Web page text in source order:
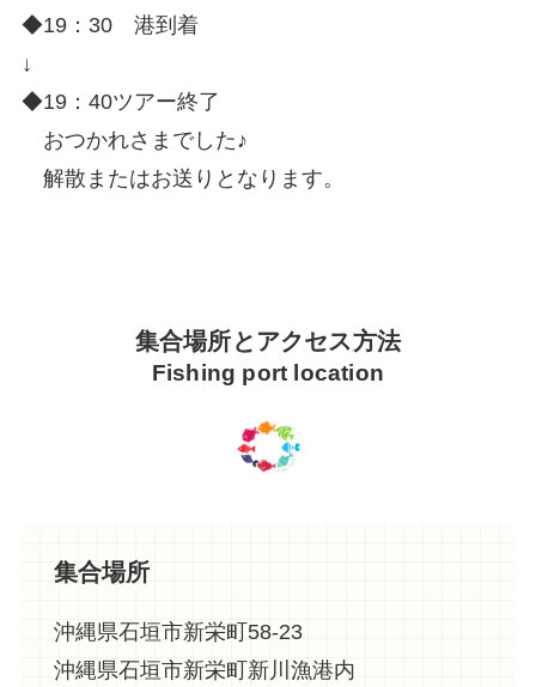
◆19：30 港到着
↓
◆19：40ツアー終了
おつかれさまでした♪
解散またはお送りとなります。
集合場所とアクセス方法
Fishing port location
集合場所
沖縄県石垣市新栄町58-23
沖縄県石垣市新栄町新川漁港内